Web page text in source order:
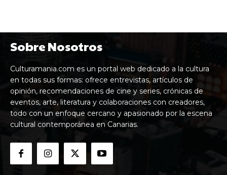
Sobre Nosotros
Culturamania.com es un portal web dedicado a la cultura
en todas sus formas: ofrece entrevistas, artículos de
opinión, recomendaciones de cine y series, crónicas de
eventos, arte, literatura y colaboraciones con creadores,
todo con un enfoque cercano y apasionado por la escena
cultural contemporánea en Canarias.